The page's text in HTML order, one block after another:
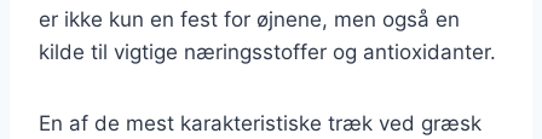
er ikke kun en fest for øjnene, men også en
kilde til vigtige næringsstoffer og antioxidanter.
En af de mest karakteristiske træk ved græsk